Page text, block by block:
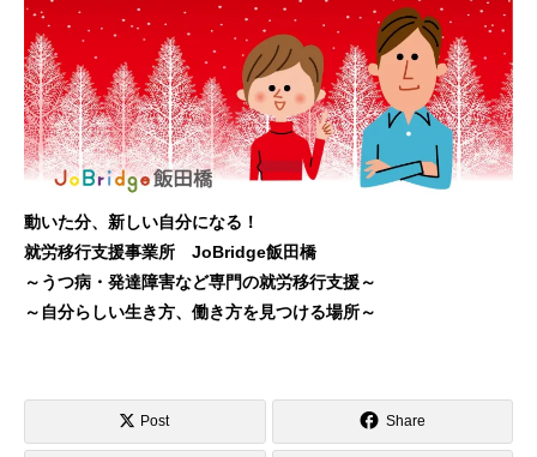
動いた分、新しい自分になる！
就労移行支援事業所 JoBridge飯田橋
～うつ病・発達障害など専門の就労移行支援～
～自分らしい生き方、働き方を見つける場所～
Post Share